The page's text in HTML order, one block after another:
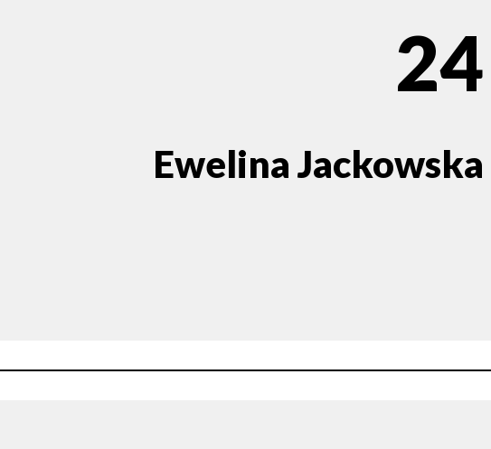
24
Ewelina Jackowska